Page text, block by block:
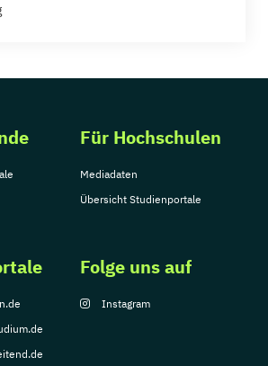
Für Hochschulen
Mediadaten
Übersicht Studienportale
Folge uns auf
Instagram